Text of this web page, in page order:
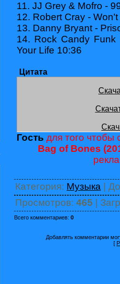
11. JJ Grey & Mofro -
12. Robert Cray -
13. Danny Bryant -
14. Rock Candy
Your Life 10:36
Цитата
Гость для того чтобы
Bag of Bones
Категория: Музыка |
Просмотров: 465 |
Всего комментариев: 0
Добавлять комментарии
[